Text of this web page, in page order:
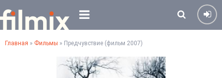
Главная » Фильмы » Предчувствие (фильм 2007)